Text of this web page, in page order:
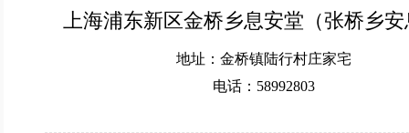
上海浦东新区金桥乡息安堂（张桥乡
地址：金桥镇陆行村庄家宅
电话：58992803